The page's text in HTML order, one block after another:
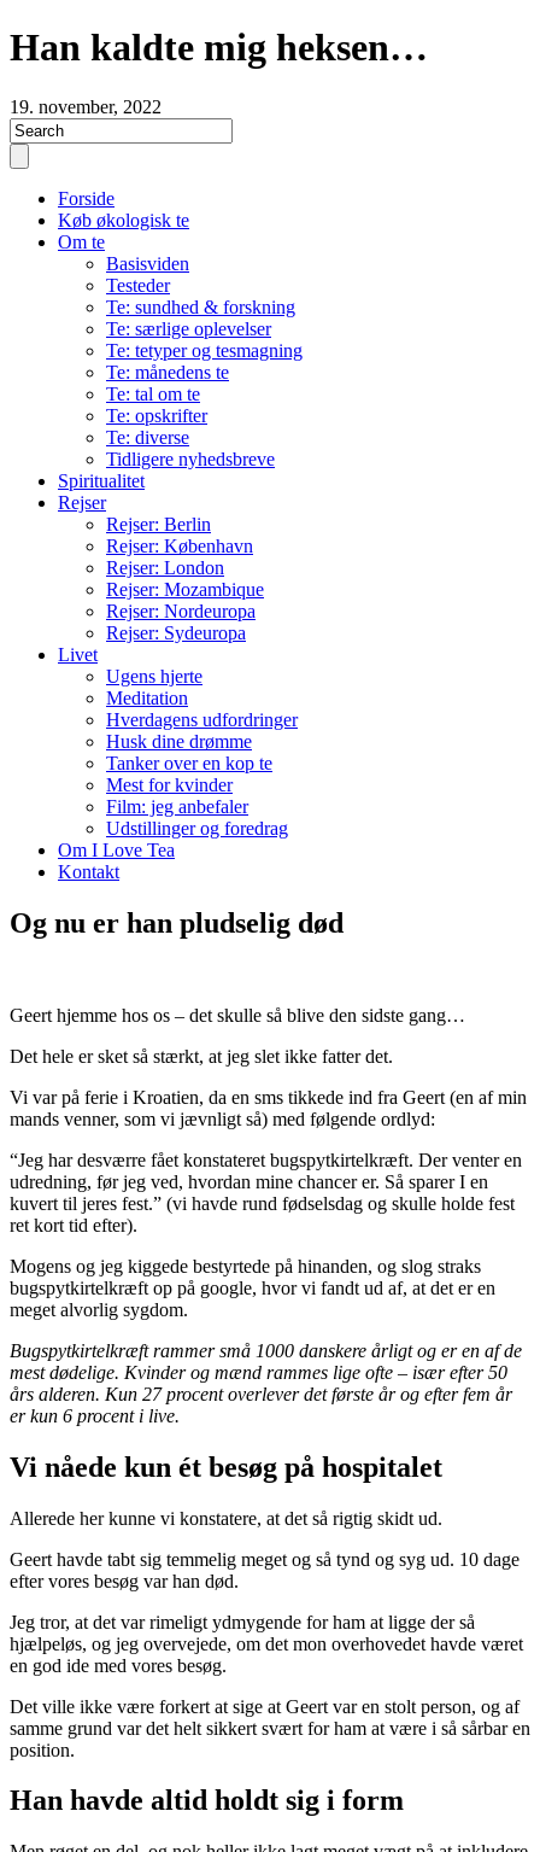
Han kaldte mig heksen…
19. november, 2022
Forside
Køb økologisk te
Om te
Basisviden
Testeder
Te: sundhed & forskning
Te: særlige oplevelser
Te: tetyper og tesmagning
Te: månedens te
Te: tal om te
Te: opskrifter
Te: diverse
Tidligere nyhedsbreve
Spiritualitet
Rejser
Rejser: Berlin
Rejser: København
Rejser: London
Rejser: Mozambique
Rejser: Nordeuropa
Rejser: Sydeuropa
Livet
Ugens hjerte
Meditation
Hverdagens udfordringer
Husk dine drømme
Tanker over en kop te
Mest for kvinder
Film: jeg anbefaler
Udstillinger og foredrag
Om I Love Tea
Kontakt
Og nu er han pludselig død
Geert hjemme hos os – det skulle så blive den sidste gang…
Det hele er sket så stærkt, at jeg slet ikke fatter det.
Vi var på ferie i Kroatien, da en sms tikkede ind fra Geert (en af min
mands venner, som vi jævnligt så) med følgende ordlyd:
“Jeg har desværre fået konstateret bugspytkirtelkræft. Der venter en
udredning, før jeg ved, hvordan mine chancer er. Så sparer I en
kuvert til jeres fest.” (vi havde rund fødselsdag og skulle holde fest
ret kort tid efter).
Mogens og jeg kiggede bestyrtede på hinanden, og slog straks
bugspytkirtelkræft op på google, hvor vi fandt ud af, at det er en
meget alvorlig sygdom.
Bugspytkirtelkræft rammer små 1000 danskere årligt og er en af de
mest dødelige. Kvinder og mænd rammes lige ofte – især efter 50
års alderen. Kun 27 procent overlever det første år og efter fem år
er kun 6 procent i live.
Vi nåede kun ét besøg på hospitalet
Allerede her kunne vi konstatere, at det så rigtig skidt ud.
Geert havde tabt sig temmelig meget og så tynd og syg ud. 10 dage
efter vores besøg var han død.
Jeg tror, at det var rimeligt ydmygende for ham at ligge der så
hjælpeløs, og jeg overvejede, om det mon overhovedet havde været
en god ide med vores besøg.
Det ville ikke være forkert at sige at Geert var en stolt person, og af
samme grund var det helt sikkert svært for ham at være i så sårbar en
position.
Han havde altid holdt sig i form